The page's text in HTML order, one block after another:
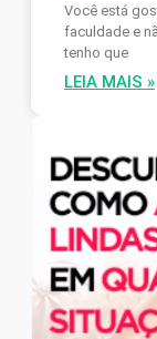
Você está
faculdade e
tenho que
LEIA MAIS »